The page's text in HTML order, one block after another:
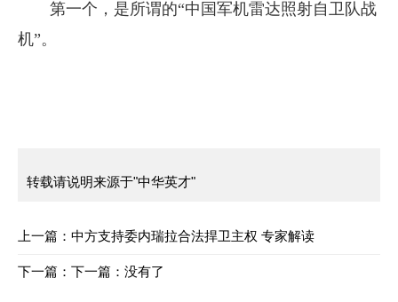
第一个，是所谓的“中国军机雷达照射自卫队战
机”。
转载请说明来源于"中华英才"
上一篇： 中方支持委内瑞拉合法捍卫主权 专家解读
下一篇： 下一篇：没有了